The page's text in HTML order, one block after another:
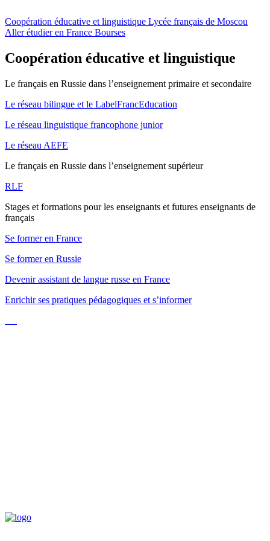
Coopération éducative et linguistique Lycée français de Moscou
Aller étudier en France Bourses
Coopération éducative et linguistique
Le français en Russie dans l’enseignement primaire et secondaire
Le réseau bilingue et le LabelFrancEducation
Le réseau linguistique francophone junior
Le réseau AEFE
Le français en Russie dans l’enseignement supérieur
RLF
Stages et formations pour les enseignants et futures enseignants de
français
Se former en France
Se former en Russie
Devenir assistant de langue russe en France
Enrichir ses pratiques pédagogiques et s’informer